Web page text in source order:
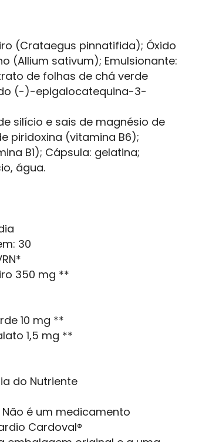
(Crataegus pinnatifida); Óxido
(Allium sativum); Emulsionante:
de folhas de chá verde
(-)-epigalocatequina-3-
silício e sais de magnésio de
piridoxina (vitamina B6);
B1); Cápsula: gelatina;
água.
30
350 mg **
10 mg **
1,5 mg **
do Nutriente
Não é um medicamento
Cardoval®